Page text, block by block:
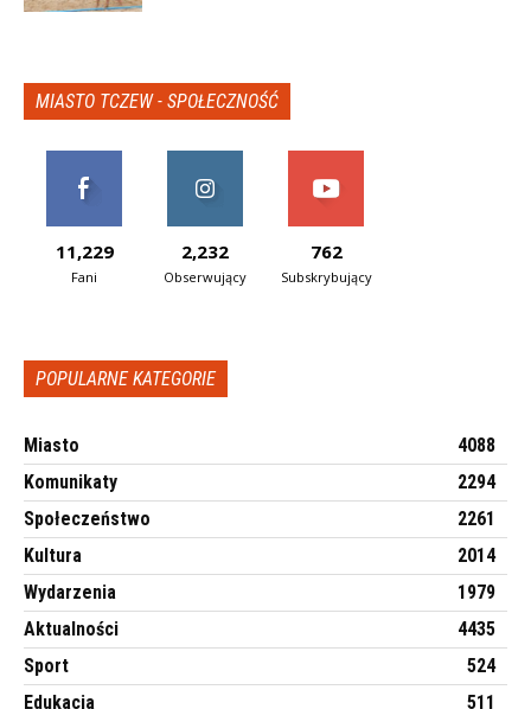
MIASTO TCZEW - SPOŁECZNOŚĆ
11,229
Fani
2,232
Obserwujący
762
Subskrybujący
POPULARNE KATEGORIE
Miasto
4088
Komunikaty
2294
Społeczeństwo
2261
Kultura
2014
Wydarzenia
1979
Aktualności
4435
Sport
524
Edukacja
511